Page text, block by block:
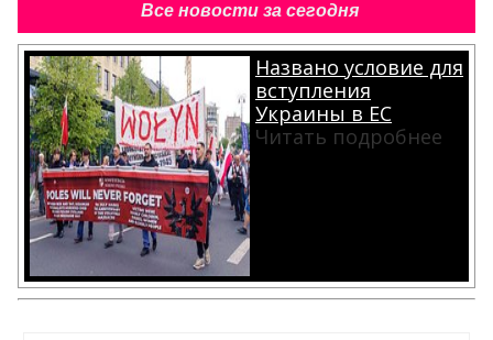
Все новости за сегодня
Названо условие для
вступления
Украины в ЕС
Читать подробнее